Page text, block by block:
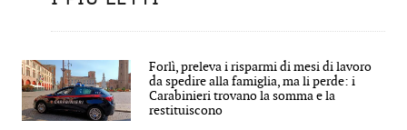
Forlì, preleva i risparmi di mesi di lavoro
da spedire alla famiglia, ma li perde: i
Carabinieri trovano la somma e la
restituiscono